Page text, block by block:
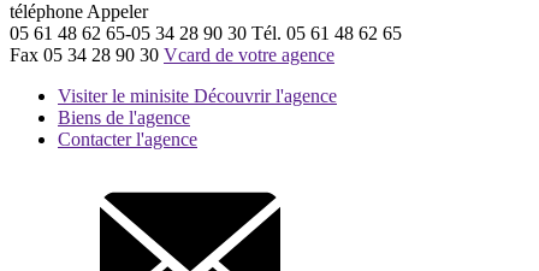
téléphone Appeler
05 61 48 62 65-05 34 28 90 30 Tél. 05 61 48 62 65
Fax 05 34 28 90 30 Vcard de votre agence
Visiter le minisite Découvrir l'agence
Biens de l'agence
Contacter l'agence